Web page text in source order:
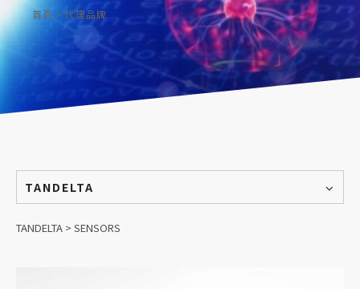
首頁 > 代理品牌
TANDELTA
TANDELTA > SENSORS